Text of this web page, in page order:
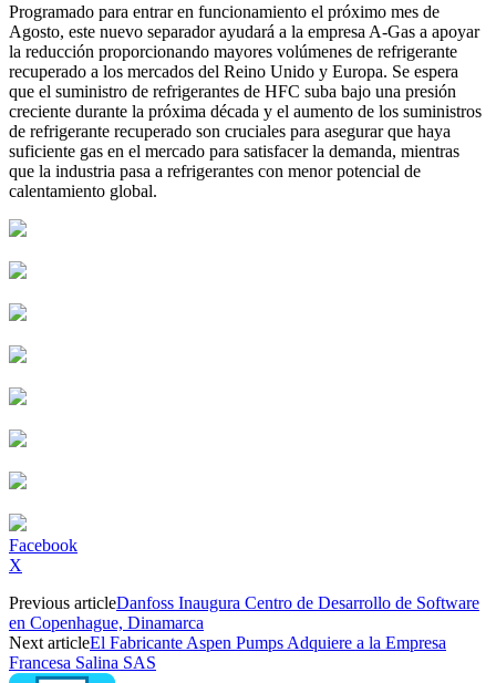
Programado para entrar en funcionamiento el próximo mes de
Agosto, este nuevo separador ayudará a la empresa A-Gas a apoyar
la reducción proporcionando mayores volúmenes de refrigerante
recuperado a los mercados del Reino Unido y Europa. Se espera
que el suministro de refrigerantes de HFC suba bajo una presión
creciente durante la próxima década y el aumento de los suministros
de refrigerante recuperado son cruciales para asegurar que haya
suficiente gas en el mercado para satisfacer la demanda, mientras
que la industria pasa a refrigerantes con menor potencial de
calentamiento global.
Facebook
X
Previous articleDanfoss Inaugura Centro de Desarrollo de Software
en Copenhague, Dinamarca
Next articleEl Fabricante Aspen Pumps Adquiere a la Empresa
Francesa Salina SAS